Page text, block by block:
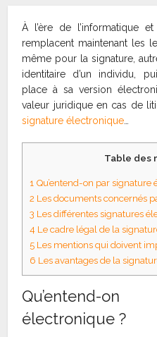
À l’ère de l’informatique
remplacent maintenant les
même pour la signature,
identitaire d’un individu,
place à sa version
valeur juridique en cas de
signature électronique
Table des
1 Qu’entend-on par signature
2 Les documents concernés
3 Les différentes signatures
4 Le cadre légal de la
5 Les mentions qui doivent
6 Les avantages de la
Qu’entend-
électronique ?